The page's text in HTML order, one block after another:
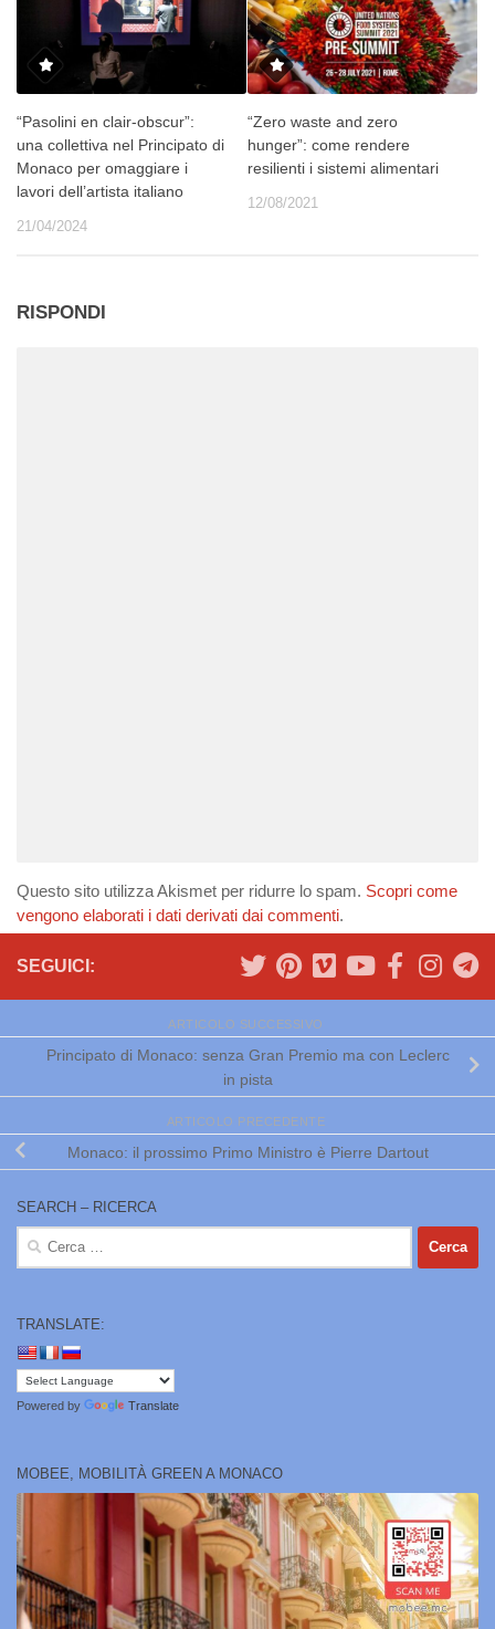
“Pasolini en clair-obscur”:
una collettiva nel Principato di
Monaco per omaggiare i
lavori dell’artista italiano
21/04/2024
“Zero waste and zero
hunger”: come rendere
resilienti i sistemi alimentari
12/08/2021
RISPONDI
Questo sito utilizza Akismet per ridurre lo spam. Scopri come
vengono elaborati i dati derivati dai commenti.
SEGUICI:
ARTICOLO SUCCESSIVO
Principato di Monaco: senza Gran Premio ma con Leclerc
in pista
ARTICOLO PRECEDENTE
Monaco: il prossimo Primo Ministro è Pierre Dartout
SEARCH – RICERCA
Ricerca
TRANSLATE:
Powered by Translate
MOBEE, MOBILITÀ GREEN A MONACO